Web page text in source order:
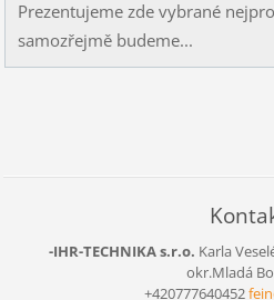
Prezentujeme zde vybrané
samozřejmě budeme...
-IHR-TECHNIKA s.r.o. Karla
okr.Mladá
+420777640452